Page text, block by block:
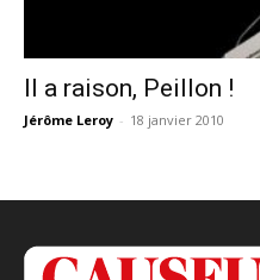
Il a raison, Peillon !
Jérôme Leroy - 18 janvier 2010